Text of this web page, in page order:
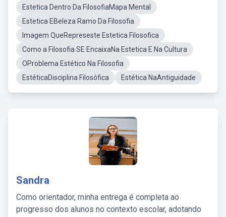
Estetica Dentro Da FilosofiaMapa Mental
Estetica EBeleza Ramo Da Filosofia
Imagem QueRepreseste Estetica Filosofica
Como a Filosofia SE EncaixaNa Estetica E Na Cultura
OProblema Estético Na Filosofia
EstéticaDisciplina Filosófica
Estética NaAntiguidade
Sandra
Como orientador, minha entrega é completa ao
progresso dos alunos no contexto escolar, adotando